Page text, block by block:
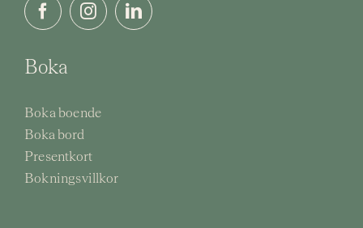
Boka
Boka boende
Boka bord
Presentkort
Bokningsvillkor